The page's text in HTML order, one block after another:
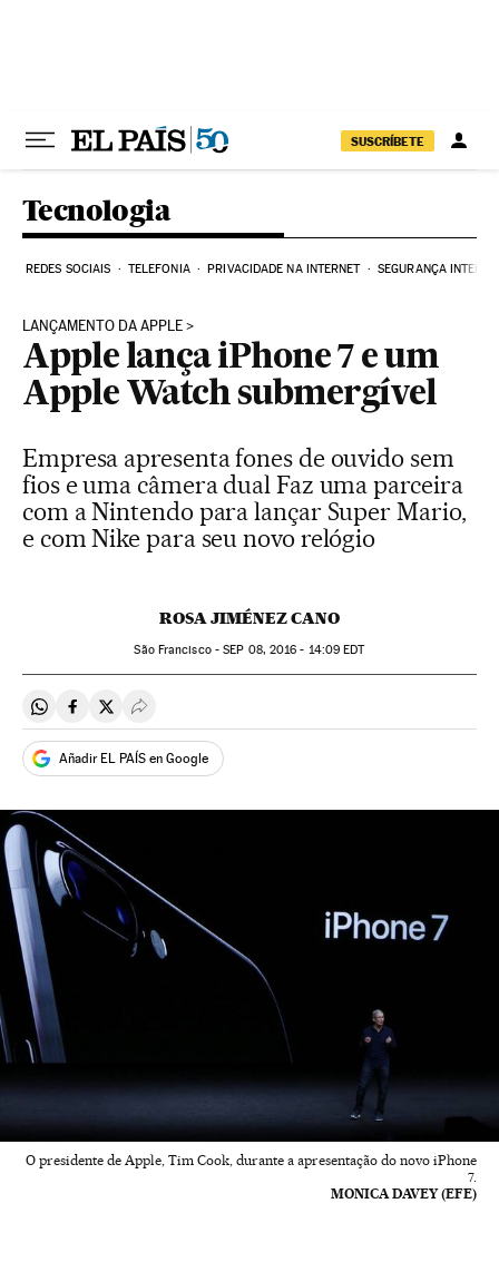
SUSCRÍBETE
Tecnologia
REDES SOCIAIS TELEFONIA PRIVACIDADE NA INTERNET SEGURANÇA
LANÇAMENTO DA APPLE
Apple lança iPhone 7 e um
Apple Watch submergível
Empresa apresenta fones de ouvido sem
fios e uma câmera dual Faz uma parceira
com a Nintendo para lançar Super Mario,
e com Nike para seu novo relógio
ROSA JIMÉNEZ CANO
São Francisco -SEP 08, 2016 - 14:09 EDT
Compartir en Whatsapp
Compartir en Facebook
Compartir en Twitter
Desplegar Redes Sociales
Añadir EL PAÍS en Google
O presidente de Apple, Tim Cook, durante a apresentação do novo iPhone
7.
MONICA DAVEY (EFE)